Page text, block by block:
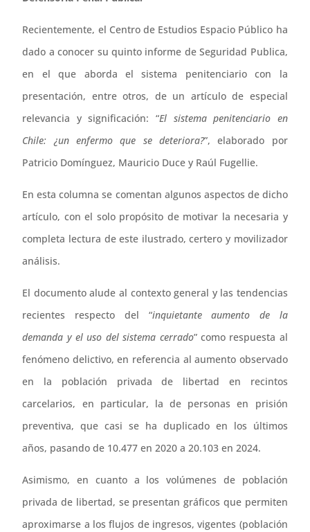
Recientemente, el Centro de Estudios Espacio Público ha
dado a conocer su quinto informe de Seguridad Publica,
en el que aborda el sistema penitenciario con la
presentación, entre otros, de un artículo de especial
relevancia y significación: “El sistema penitenciario en
Chile: ¿un enfermo que se deteriora?”, elaborado por
Patricio Domínguez, Mauricio Duce y Raúl Fugellie.
En esta columna se comentan algunos aspectos de dicho
artículo, con el solo propósito de motivar la necesaria y
completa lectura de este ilustrado, certero y movilizador
análisis.
El documento alude al contexto general y las tendencias
recientes respecto del “inquietante aumento de la
demanda y el uso del sistema cerrado” como respuesta al
fenómeno delictivo, en referencia al aumento observado
en la población privada de libertad en recintos
carcelarios, en particular, la de personas en prisión
preventiva, que casi se ha duplicado en los últimos
años, pasando de 10.477 en 2020 a 20.103 en 2024.
Asimismo, en cuanto a los volúmenes de población
privada de libertad, se presentan gráficos que permiten
aproximarse a los flujos de ingresos, vigentes (población